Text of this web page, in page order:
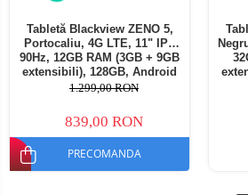
Tabletă Blackview ZENO 5,
Portocaliu, 4G LTE, 11" IPS
90Hz, 12GB RAM (3GB + 9GB
extensibili), 128GB, Android
16, Unisoc T7250, 8300mAh,
SIM
1.299,00 RON
839,00 RON
PRECOMANDA